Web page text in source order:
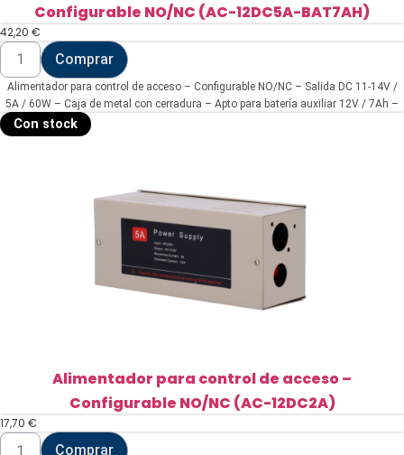
Configurable NO/NC (AC-12DC5A-BAT7AH)
42,20 €
Alimentador
para
control
de
acceso
-
Configurable
Comprar
Alimentador para control de acceso – Configurable NO/NC – Salida DC 11-14V /
5A / 60W – Caja de metal con cerradura – Apto para batería auxiliar 12V / 7Ah –
Con stock
Alimentador para control de acceso –
Configurable NO/NC (AC-12DC2A)
17,70 €
Alimentador
Comprar